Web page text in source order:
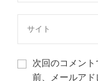
次回のコメン
前、メールアド